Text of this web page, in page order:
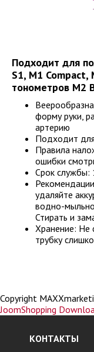
Подходит для
S1, M1 Compact,
тонометров M2
форму руки,
артерию
Подходит
Правила
ошибки
Срок службы:
удаляйте
водно-
Стирать и
Хранение: Не
трубку
Copyright
JoomShopping
КОНТАКТЫ